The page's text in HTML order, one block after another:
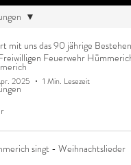
mit uns das 90 jährige Bestehen
Feuerwehr Hümmerich
2025 1 Min. Lesezeit
singt - Weihnachtslieder